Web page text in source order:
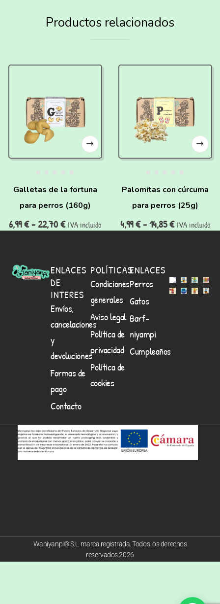
Productos relacionados
Galletas de la fortuna
para perros (160g)
6,99€-22,70€ IVA incluido
Palomitas con cúrcuma
para perros (25g)
4,99€ - 14,85€ IVA incluido
ENLACES
DE
INTERES
Envíos,
cancelaciones
y
devoluciones
Formas de
pago
Contacto
POLÍTICAS
Condiciones
generales
Aviso legal
Política de
privacidad
Política de
cookies
ENLACES
Perros
Gatos
Barf-
niyampi
Cumpleaños
Waniyanpi® S.L. marca registrada. Todos los derechos
reservados.2026